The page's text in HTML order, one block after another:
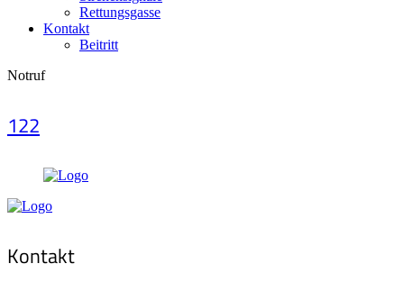
Rettungsgasse
Kontakt
Beitritt
Notruf
122
Kontakt